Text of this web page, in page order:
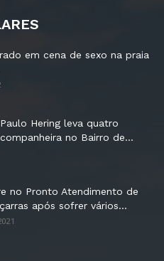
em cena de sexo na praia
Hering leva quatro
no Bairro de...
no Pronto Atendimento de
após sofrer vários...